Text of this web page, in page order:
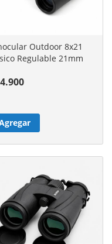
Outdoor 8x21
Regulable 21mm